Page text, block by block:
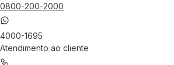
0800-200-2000
4000-1695
Atendimento ao cliente